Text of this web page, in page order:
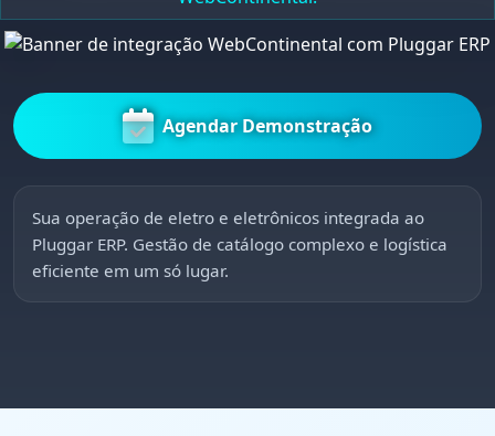
Agendar Demonstração
Sua operação de eletro e eletrônicos integrada ao
Pluggar ERP. Gestão de catálogo complexo e logística
eficiente em um só lugar.